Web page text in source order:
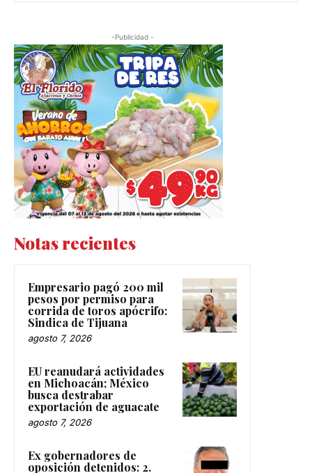
-Publicidad -
Notas recientes
Empresario pagó 200 mil
pesos por permiso para
corrida de toros apócrifo:
Sindica de Tijuana
agosto 7, 2026
EU reanudará actividades
en Michoacán; México
busca destrabar
exportación de aguacate
agosto 7, 2026
Ex gobernadores de
oposición detenidos: 2.